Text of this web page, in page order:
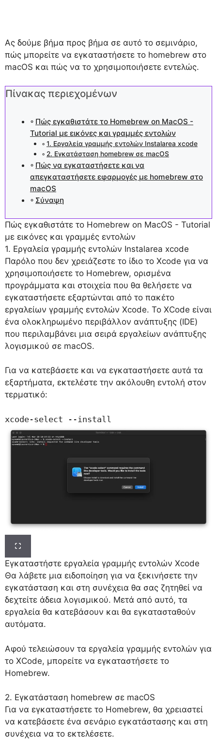
Ας δούμε βήμα προς βήμα σε αυτό το σεμινάριο,
πώς μπορείτε να εγκαταστήσετε το homebrew στο
macOS και πώς να το χρησιμοποιήσετε εντελώς.
Πίνακας περιεχομένων
Πώς εγκαθιστάτε το Homebrew on MacOS -
Tutorial με εικόνες και γραμμές εντολών
1. Εργαλεία γραμμής εντολών Instalarea xcode
2. Εγκατάσταση homebrew σε macOS
Πώς να εγκαταστήσετε και να
απεγκαταστήσετε εφαρμογές με homebrew στο
macOS
Σύναψη
Πώς εγκαθιστάτε το Homebrew on MacOS - Tutorial
με εικόνες και γραμμές εντολών
1. Εργαλεία γραμμής εντολών Instalarea xcode
Παρόλο που δεν χρειάζεστε το ίδιο το Xcode για να
χρησιμοποιήσετε το Homebrew, ορισμένα
προγράμματα και στοιχεία που θα θελήσετε να
εγκαταστήσετε εξαρτώνται από το πακέτο
εργαλείων γραμμής εντολών Xcode. Το XCode είναι
ένα ολοκληρωμένο περιβάλλον ανάπτυξης (IDE)
που περιλαμβάνει μια σειρά εργαλείων ανάπτυξης
λογισμικού σε macOS.
Για να κατεβάσετε και να εγκαταστήσετε αυτά τα
εξαρτήματα, εκτελέστε την ακόλουθη εντολή στον
τερματικό:
xcode-select --install
Εγκαταστήστε εργαλεία γραμμής εντολών Xcode
Θα λάβετε μια ειδοποίηση για να ξεκινήσετε την
εγκατάσταση και στη συνέχεια θα σας ζητηθεί να
δεχτείτε άδεια λογισμικού. Μετά από αυτό, τα
εργαλεία θα κατεβάσουν και θα εγκατασταθούν
αυτόματα.
Αφού τελειώσουν τα εργαλεία γραμμής εντολών για
το XCode, μπορείτε να εγκαταστήσετε το
Homebrew.
2. Εγκατάσταση homebrew σε macOS
Για να εγκαταστήσετε το Homebrew, θα χρειαστεί
να κατεβάσετε ένα σενάριο εγκατάστασης και στη
συνέχεια να το εκτελέσετε.